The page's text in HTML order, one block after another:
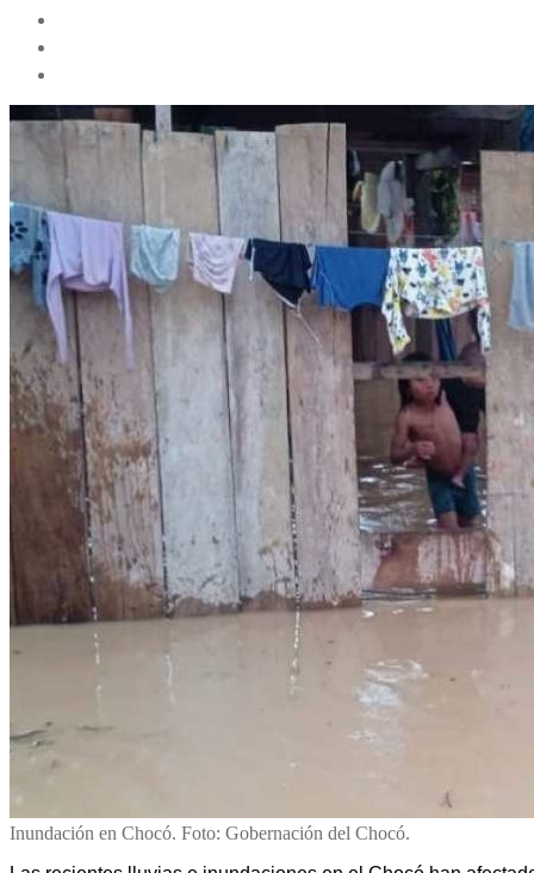
Inundación en Chocó. Foto: Gobernación del Chocó.